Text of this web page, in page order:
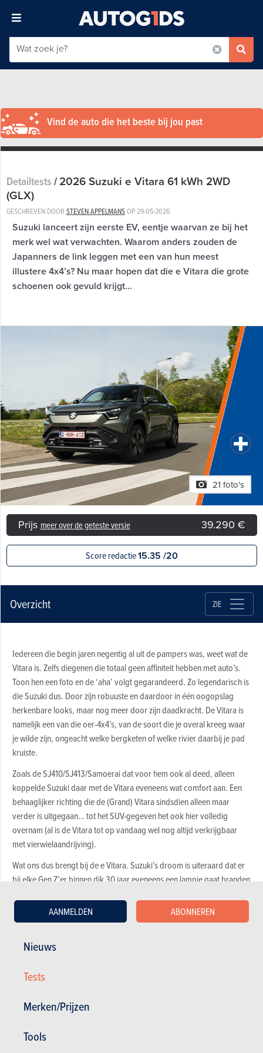
Nieuws
Tests
Merken/Prijzen
Tools
AANMELDEN ABONNEREN
Vind de auto die het beste bij jou past
Detailtests/2026 Suzuki e Vitara 61 kWh 2WD
(GLX)
GESCHREVEN DOOR STEVEN APPELMANSOP 29-05-2026
Suzuki lanceert zijn eerste EV, eentje waarvan ze bij het
merk wel wat verwachten. Waarom anders zouden de
Japanners de link leggen met een van hun meest
illustere 4x4’s? Nu maar hopen dat die e Vitara die grote
schoenen ook gevuld krijgt…
21 foto's
Prijs meer over de geteste versie 39.290 €
Score redactie15.35 /20
Overzicht ZIE
Iedereen die begin jaren negentig al uit de pampers was, weet wat de
Vitara is. Zelfs diegenen die totaal geen affiniteit hebben met auto’s.
Toon hen een foto en de ‘aha’ volgt gegarandeerd. Zo legendarisch is
die Suzuki dus. Door zijn robuuste en daardoor in één oogopslag
herkenbare looks, maar nog meer door zijn daadkracht. De Vitara is
namelijk een van die oer-4x4’s, van de soort die je overal kreeg waar
je wilde zijn, ongeacht welke bergketen of welke rivier daarbij je pad
kruiste.
Zoals de SJ410/SJ413/Samoerai dat voor hem ook al deed, alleen
koppelde Suzuki daar met de Vitara eveneens wat comfort aan. Een
behaaglijker richting die de (Grand) Vitara sindsdien alleen maar
verder is uitgegaan… tot het SUV-gegeven het ook hier volledig
overnam (al is de Vitara tot op vandaag wel nog altijd verkrijgbaar
met vierwielaandrijving).
Wat ons dus brengt bij de e Vitara. Suzuki’s droom is uiteraard dat er
bij elke Gen Z’er binnen dik 30 jaar eveneens een lampje gaat branden
toekomstperspectief pas realistisch als het straatbeeld zich vandaag
vult met de elektrische cross-over. En dat scenario kan zich dan weer
jaren 80 – troeven op tafel kan gooien waarop de verzamelde
met forse (zwarte) 18- dan wel 19-duimvelgen, kleine raampjes in